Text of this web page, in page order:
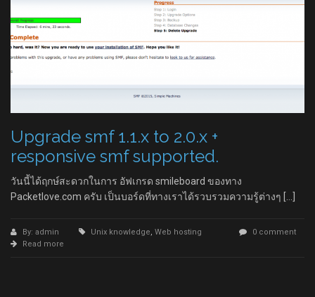
Upgrade smf 1.1.x to 2.0.x +
responsive smf supported.
วันนี้ได้ฤกษ์สะดวกในการ อัฟเกรด smileboard ของทาง
Packetlove.com ครับ เป็นบอร์ดที่ทางเราได้รวบรวมความรู้ต่างๆ […]
By: admin Unix knowledge, Web hosting
0 comment
Read more